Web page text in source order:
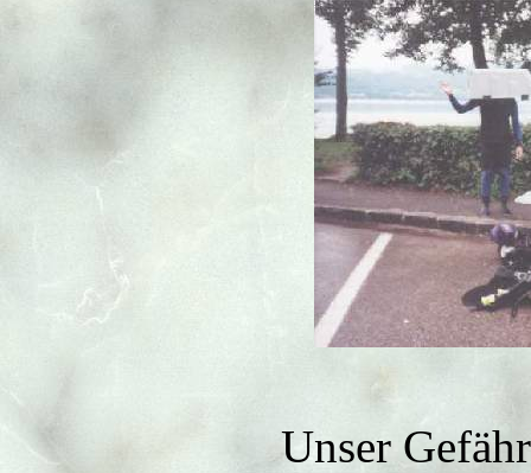
Unser